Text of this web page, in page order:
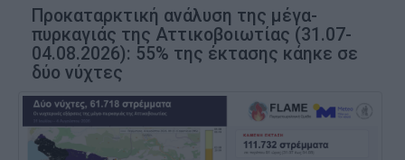
Προκαταρκτική ανάλυση της μέγα-
πυρκαγιάς της Αττικοβοιωτίας (31.07-
04.08.2026): 55% της έκτασης κάηκε σε
δύο νύχτες